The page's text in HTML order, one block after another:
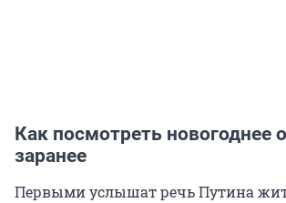
Как посмотреть новогоднее
заранее
Первыми услышат речь Путина